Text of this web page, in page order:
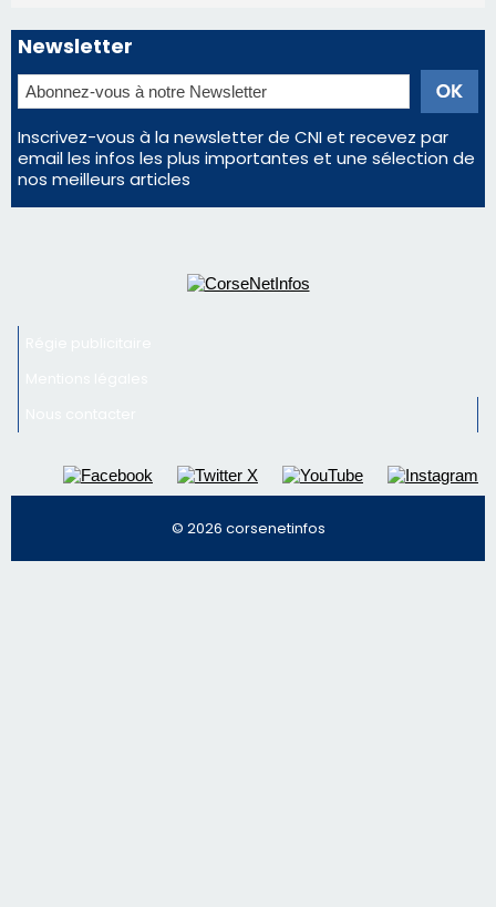
Régie publicitaire
Mentions légales
Nous contacter